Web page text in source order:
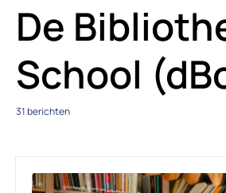
De
School
31 berichten